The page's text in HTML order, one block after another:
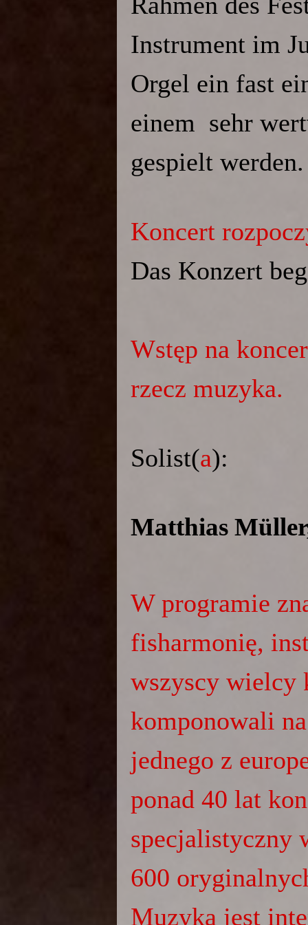
Instrument im
Orgel ein fast
einem sehr
gespielt werden.
Koncert
Das Konzert
Wstęp na
rzecz muzyka.
Solist(a):
Matthias
W programie
fisharmonię,
wszyscy wielcy
komponowali
jednego z
ponad 40 lat
specjalistyczny
600
Muzyka jest